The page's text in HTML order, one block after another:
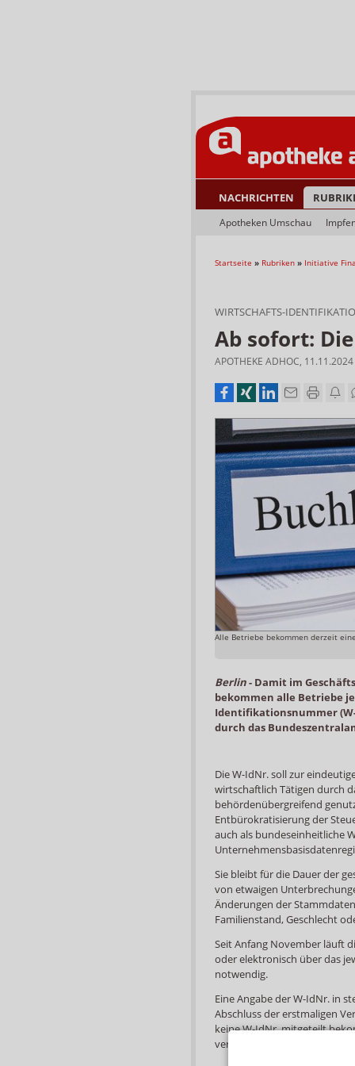
NACHRICHTEN
Apotheken Umschau
Startseite » Rubriken » Initiative
WIRTSCHAFTS-
Ab sofort:
APOTHEKE ADHOC,
Alle Betriebe bekommen derzeit
Berlin- Damit im
bekommen alle Betriebe
Identifikationsnummer
durch das
Die W-IdNr. soll zur
wirtschaftlich Tätigen durch
behördenübergreifend
Entbürokratisierung der
auch als bundeseinheitliche
Sie bleibt für die Dauer der
von etwaigen
Änderungen der
Familienstand, Geschlecht
Seit Anfang November läuft
oder elektronisch über das
notwendig.
Eine Angabe der W-IdNr. in
Abschluss der erstmaligen
keine W-IdNr. mitgeteilt
verspricht „großzügige